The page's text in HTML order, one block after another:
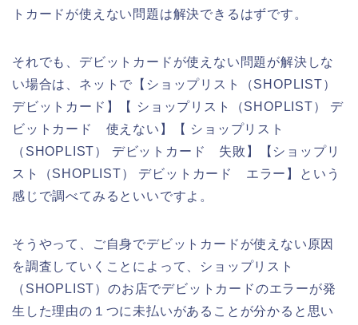
トカードが使えない問題は解決できるはずです。
それでも、デビットカードが使えない問題が解決しな
い場合は、ネットで【ショップリスト（SHOPLIST）
デビットカード】【 ショップリスト（SHOPLIST） デ
ビットカード 使えない】【 ショップリスト
（SHOPLIST） デビットカード 失敗】【ショップリ
スト（SHOPLIST） デビットカード エラー】という
感じで調べてみるといいですよ。
そうやって、ご自身でデビットカードが使えない原因
を調査していくことによって、ショップリスト
（SHOPLIST）のお店でデビットカードのエラーが発
生した理由の１つに未払いがあることが分かると思い